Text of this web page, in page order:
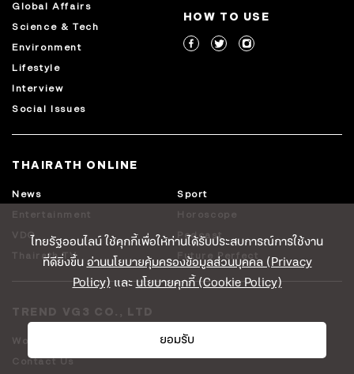
ไทยรัฐออนไลน์ ใช้คุกกี้เพื่อให้ท่านได้รับประสบการณ์การใช้งาน
ที่ดียิ่งขึ้นอ่านนโยบายคุ้มครองข้อมูลส่วนบุคคล (Privacy
Policy)และนโยบายคุกกี้ (Cookie Policy)
ยอมรับ
Global Affairs
Science & Tech
Environment
Lifestyle
Interview
Social Issues
HOW TO USE
THAIRATH ONLINE
News
Sport
Entertainment
Horoscope
VDO
Podcast
Thairath TV
Future Perfect
TREND VG3 CO., LTD
Work With Us
Advertising
Contact Us